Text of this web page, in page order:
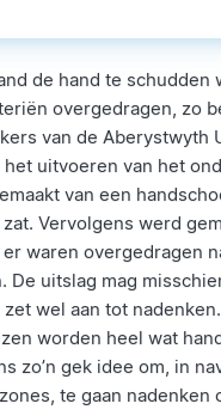
de hand te schudden
overgedragen, zo
van de Aberystwyth
het uitvoeren van het
van een
Vervolgens werd
waren overgedragen
De uitslag mag
zet wel aan tot
worden heel wat
zo’n gek idee om, in
te gaan nadenken